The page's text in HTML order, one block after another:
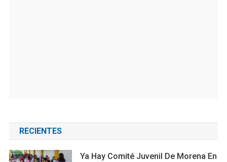
RECIENTES
Ya Hay Comité Juvenil De Morena En